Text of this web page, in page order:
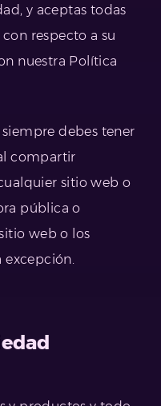
y aceptas todas
respecto a su
nuestra Política
debes tener
compartir
sitio web o
pública o
web o los
excepción.